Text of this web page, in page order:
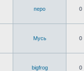
перо 0
Мусь 0
bigfrog 0